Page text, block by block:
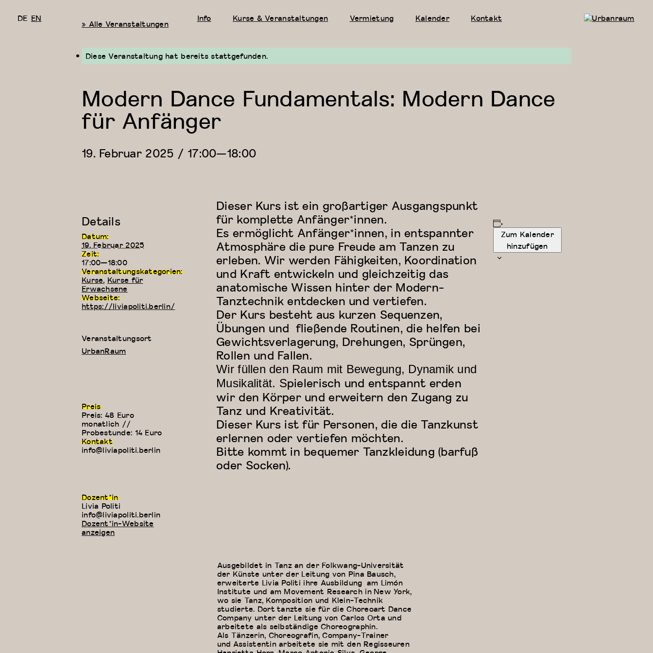
Info Kurse & Veranstaltungen Vermietung Kalender Kontakt
DE EN « Alle Veranstaltungen
Diese Veranstaltung hat bereits stattgefunden.
Modern Dance Fundamentals: Modern Dance
für Anfänger
19. Februar 2025 / 17:00—18:00
Dieser Kurs ist ein großartiger Ausgangspunkt
für komplette Anfänger*innen.
Es ermöglicht Anfänger*innen, in entspannter
Atmosphäre die pure Freude am Tanzen zu
erleben. Wir werden Fähigkeiten, Koordination
und Kraft entwickeln und gleichzeitig das
anatomische Wissen hinter der Modern-
Tanztechnik entdecken und vertiefen.
Der Kurs besteht aus kurzen Sequenzen,
Übungen und fließende Routinen, die helfen bei
Gewichtsverlagerung, Drehungen, Sprüngen,
Rollen und Fallen.
Wir füllen den Raum mit Bewegung, Dynamik und
Musikalität. Spielerisch und entspannt erden
wir den Körper und erweitern den Zugang zu
Tanz und Kreativität.
Dieser Kurs ist für Personen, die die Tanzkunst
erlernen oder vertiefen möchten.
Bitte kommt in bequemer Tanzkleidung (barfuß
oder Socken).
Zum Kalender
hinzufügen
Details
Datum:
19. Februar 2025
Zeit:
17:00—18:00
Veranstaltungskategorien:
Kurse, Kurse für
Erwachsene
Webseite:
https://liviapoliti.berlin/
Veranstaltungsort
UrbanRaum
Dozent*in
Livia Politi
E-
Mail:
info@liviapoliti.berlin
Dozent*in-Website
anzeigen
Preis
Preis: 48 Euro
monatlich //
Probestunde: 14 Euro
Kontakt
info@liviapoliti.berlin
Ausgebildet in Tanz an der Folkwang-Universität
der Künste unter der Leitung von Pina Bausch,
erweiterte Livia Politi ihre Ausbildung am Limón
Institute und am Movement Research in New York,
wo sie Tanz, Komposition und Klein-Technik
studierte. Dort tanzte sie für die Choreoart Dance
Company unter der Leitung von Carlos Orta und
arbeitete als selbständige Choreographin.
Als Tänzerin, Choreografin, Company-Trainer
und Assistentin arbeitete sie mit den Regisseuren